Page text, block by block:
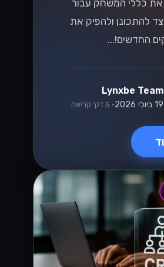
הישראלים בשנת 2026 שמשפיעים על
גלה אסטרטגיות
בשינויים הללו ולשגשג
8 ביולי 2026